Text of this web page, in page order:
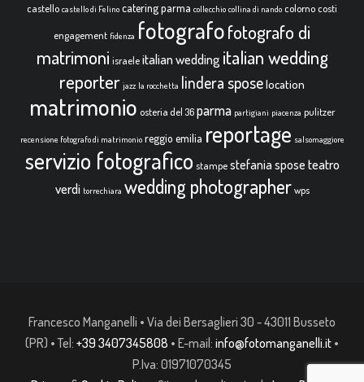
castello castello di Felino catering parma collecchio collina di nando colorno costi
engagement fidenza fotografofotografo di
matrimoni israele italian wedding italian wedding
reporter jazz la rocchetta lindera sposelocation
matrimonio osteria del 36parma partigiani piacenza pulitzer
recensione fotografo di matrimonio reggio emilia reportage salsomaggiore
servizio fotografico stampe stefania spose teatro
verdi torrechiara wedding photographer wps
Francesco Manganelli • Via dei Bersaglieri 30 - 43011 Busseto
(PR) • Tel: +39 3407345808 • E-mail: info@fotomanganelli.it •
P.Iva: 01971070345